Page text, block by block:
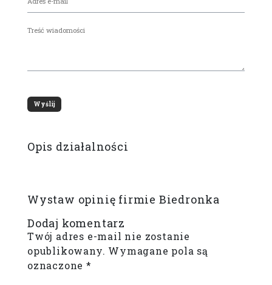
Opis działalności
Wystaw opinię firmie Biedronka
Dodaj komentarz
Twój adres e-mail nie zostanie
opublikowany. Wymagane pola są
oznaczone*